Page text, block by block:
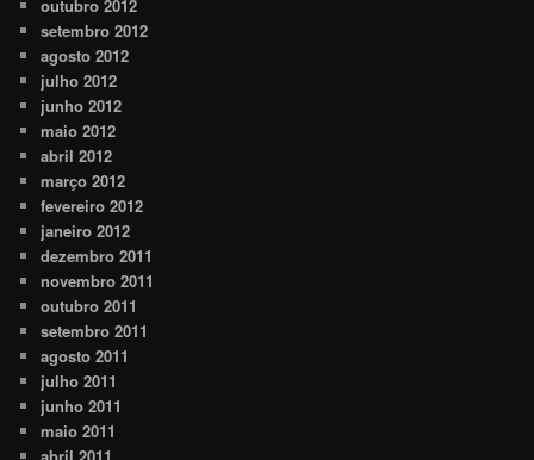
outubro 2012
setembro 2012
agosto 2012
julho 2012
junho 2012
maio 2012
abril 2012
março 2012
fevereiro 2012
janeiro 2012
dezembro 2011
novembro 2011
outubro 2011
setembro 2011
agosto 2011
julho 2011
junho 2011
maio 2011